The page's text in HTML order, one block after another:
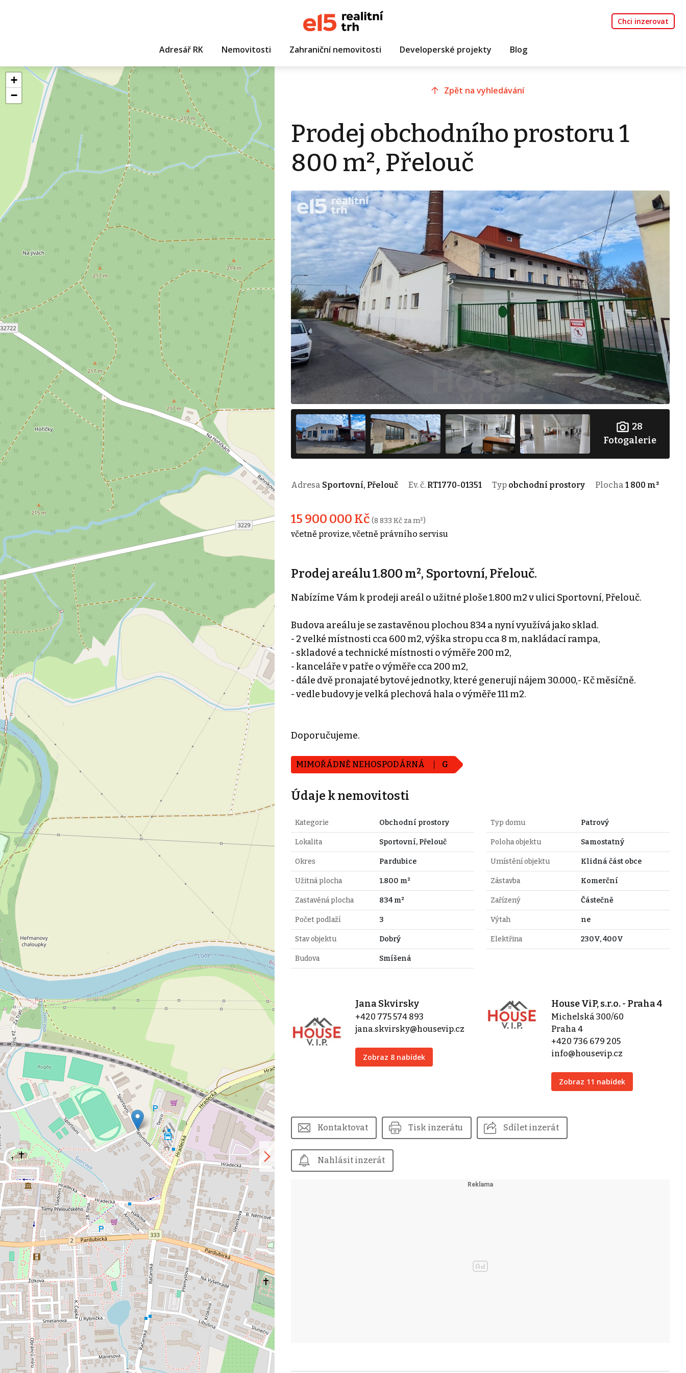
Chci inzerovat
Adresář RK Nemovitosti Zahraniční nemovitosti Developerské projekty Blog
+
−
Zpět na vyhledávání
Prodej obchodního prostoru 1
800 m², Přelouč
28
Fotogalerie
Adresa Sportovní, Přelouč Ev. č. RT1770-01351 Typ obchodní prostory Plocha 1 800 m²
15 900 000 Kč (8 833 Kč za m²)
včetně provize, včetně právního servisu
Prodej areálu 1.800 m², Sportovní, Přelouč.
Nabízíme Vám k prodeji areál o užitné ploše 1.800 m2 v ulici Sportovní, Přelouč.
Budova areálu je se zastavěnou plochou 834 a nyní využívá jako sklad.
- 2 velké místnosti cca 600 m2, výška stropu cca 8 m, nakládací rampa,
- skladové a technické místnosti o výměře 200 m2,
- kanceláře v patře o výměře cca 200 m2,
- dále dvě pronajaté bytové jednotky, které generují nájem 30.000,- Kč měsíčně.
- vedle budovy je velká plechová hala o výměře 111 m2.
Doporučujeme.
MIMOŘÁDNĚ NEHOSPODÁRNÁ G
Údaje k nemovitosti
Kategorie Obchodní prostory
Lokalita Sportovní, Přelouč
Okres Pardubice
Užitná plocha 1.800 m²
Zastavěná plocha 834 m²
Počet podlaží 3
Stav objektu Dobrý
Budova Smíšená
Typ domu Patrový
Poloha objektu Samostatný
Umístění objektu Klidná část obce
Zástavba Komerční
Zařízený Částečně
Výtah ne
Elektřina 230V, 400V
Jana Skvirsky
+420 775 574 893
jana.skvirsky@housevip.cz
Zobraz 8 nabídek
House ViP, s.r.o. - Praha 4
Michelská 300/60
Praha 4
+420 736 679 205
info@housevip.cz
Zobraz 11 nabídek
Kontaktovat Tisk inzerátu Sdílet inzerát
Nahlásit inzerát